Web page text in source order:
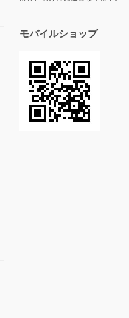
モバイルショップ